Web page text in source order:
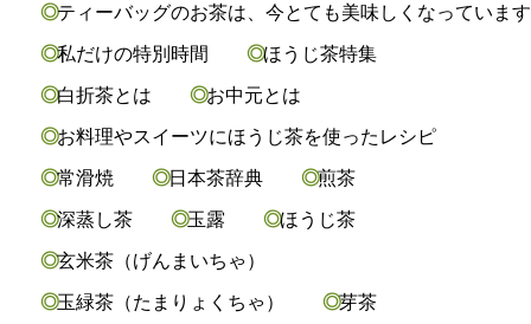
ティーバッグのお茶は、今とても美味しくなっています
私だけの特別時間 ほうじ茶特集
白折茶とは お中元とは
お料理やスイーツにほうじ茶を使ったレシピ
常滑焼 日本茶辞典 煎茶
深蒸し茶 玉露 ほうじ茶
玄米茶（げんまいちゃ）
玉緑茶（たまりょくちゃ） 芽茶